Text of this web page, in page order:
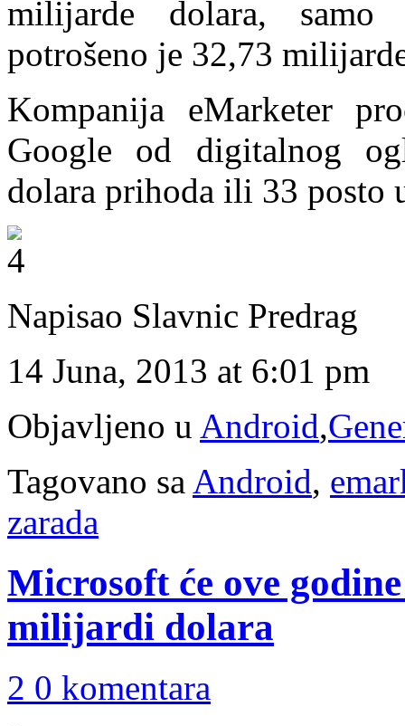
milijarde dolara, samo
potrošeno je 32,73
Kompanija eMarketer
Google od digitalnog
dolara prihoda ili 33 posto
Napisao Slavnic Predrag
14 Juna, 2013 at 6:01 pm
Objavljeno u Android,
Tagovano sa Android,
zarada
Microsoft će ove
milijardi dolara
2 0 komentara